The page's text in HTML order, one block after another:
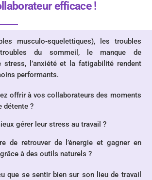
efficace !
musculo-squelettiques), les troubles
du sommeil, le manque de
stress, l’anxiété et la fatigabilité rendent
performants.
offrir à vos collaborateurs des moments
détente ?
gérer leur stress au travail ?
de retrouver de l’énergie et gagner en
à des outils naturels ?
que se sentir bien sur son lieu de travail